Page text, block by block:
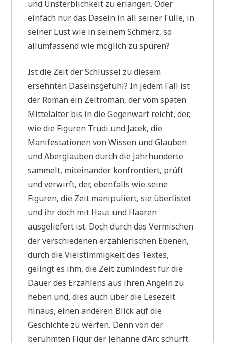
und Unsterblichkeit zu erlangen. Oder
einfach nur das Dasein in all seiner Fülle, in
seiner Lust wie in seinem Schmerz, so
allumfassend wie möglich zu spüren?
Ist die Zeit der Schlüssel zu diesem
ersehnten Daseinsgefühl? In jedem Fall ist
der Roman ein Zeitroman, der vom späten
Mittelalter bis in die Gegenwart reicht, der,
wie die Figuren Trudi und Jacek, die
Manifestationen von Wissen und Glauben
und Aberglauben durch die Jahrhunderte
sammelt, miteinander konfrontiert, prüft
und verwirft, der, ebenfalls wie seine
Figuren, die Zeit manipuliert, sie überlistet
und ihr doch mit Haut und Haaren
ausgeliefert ist. Doch durch das Vermischen
der verschiedenen erzählerischen Ebenen,
durch die Vielstimmigkeit des Textes,
gelingt es ihm, die Zeit zumindest für die
Dauer des Erzählens aus ihren Angeln zu
heben und, dies auch über die Lesezeit
hinaus, einen anderen Blick auf die
Geschichte zu werfen. Denn von der
berühmten Figur der Jehanne d’Arc schürft